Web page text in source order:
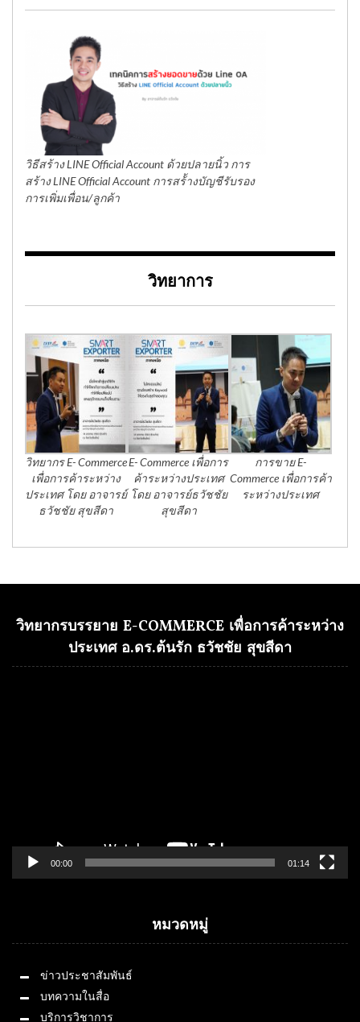
วิธีสร้าง LINE Official Account ด้วยปลายนิ้ว การ
สร้าง LINE Official Account การสร้้างบัญชีรับรอง
การเพิ่มเพื่อน/ลูกค้า
วิทยาการ
วิทยากร E- Commerce
เพื่อการค้าระหว่าง
ประเทศ โดย อาจารย์
ธวัชชัย สุขสีดา
E- Commerce เพื่อการ
ค้าระหว่างประเทศ
โดย อาจารย์ธวัชชัย
สุขสีดา
การขาย E-
Commerce เพื่อการค้า
ระหว่างประเทศ
วิทยากรบรรยาย E-COMMERCE เพื่อการค้าระหว่าง
ประเทศ อ.ดร.ต้นรัก ธวัชชัย สุขสีดา
00:00 01:14
หมวดหมู่
ข่าวประชาสัมพันธ์
บทความในสื่อ
บริการวิชาการ